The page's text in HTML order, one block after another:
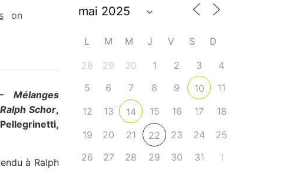
on
Mélanges
Schor,
à Ralph
L M M J V S D
28 29 30 1 2 3
4
5
6 7 8 9 10
11
12
13 14 15 16 17
18
19
20 21 22 23 24
25
26
27 28 29 30 31 1